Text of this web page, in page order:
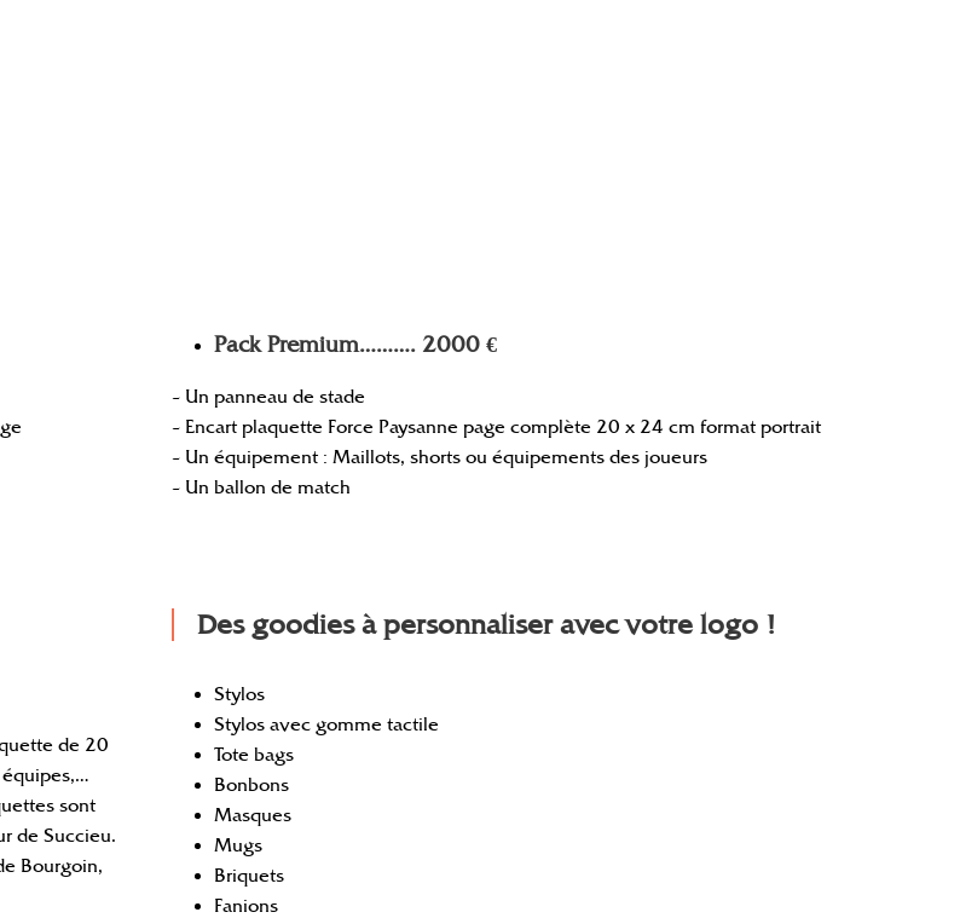
Pack Premium………. 2000 €
– Un panneau de stade
– Encart plaquette Force Paysanne page complète 20 x 24 cm format portrait
– Un équipement : Maillots, shorts ou équipements des joueurs
– Un ballon de match
de 20
sont
de Succieu.
Bourgoin,
Des goodies à personnaliser avec votre logo !
Stylos
Stylos avec gomme tactile
Tote bags
Bonbons
Masques
Mugs
Briquets
Fanions